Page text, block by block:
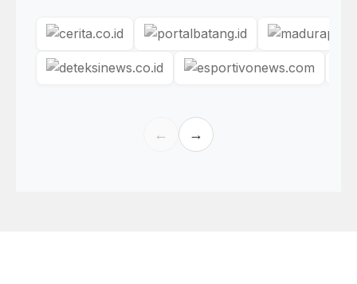
← →